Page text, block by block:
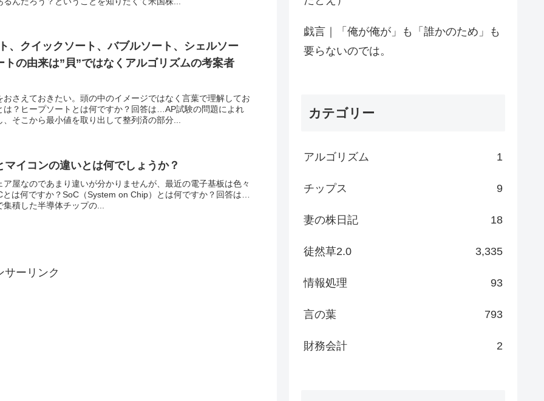
、クイックソート、バブルソート、シェルソー
の由来は”貝”ではなくアルゴリズムの考案者
さえておきたい。頭の中のイメージではなく言葉で理解してお
は？ヒープソートとは何ですか？回答は…AP試験の問題によれ
そこから最小値を取り出して整列済の部分...
マイコンの違いとは何でしょうか？
屋なのであまり違いが分かりませんが、最近の電子基板は色々
は何ですか？SoC（System on Chip）とは何ですか？回答は…
積した半導体チップの...
サーリンク
戯言｜「俺が俺が」も「誰かのため」も
要らないのでは。
カテゴリー
アルゴリズム 1
チップス 9
妻の株日記 18
徒然草2.0 3,335
情報処理 93
言の葉 793
財務会計 2